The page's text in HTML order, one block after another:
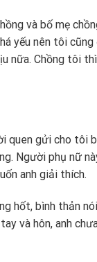
và bố mẹ
yếu nên tôi
nữa. Chồng tôi
quen gửi cho tôi
Người phụ nữ
anh giải thích.
hốt, bình thản
và hôn, anh